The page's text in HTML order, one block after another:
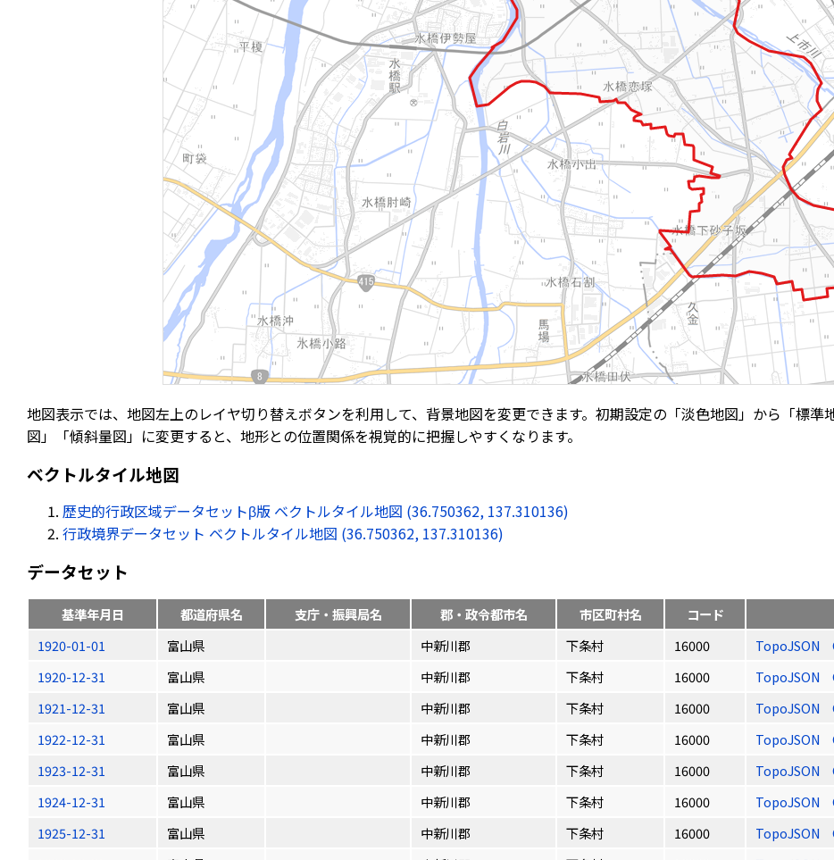
地図表示では、地図左上のレイヤ切り替えボタンを利用して、背景地図を変更できます。初期設定の「淡色地図」から「標
図」「傾斜量図」に変更すると、地形との位置関係を視覚的に把握しやすくなります。
ベクトルタイル地図
歴史的行政区域データセットβ版 ベクトルタイル地図 (36.750362, 137.310136)
行政境界データセット ベクトルタイル地図 (36.750362, 137.310136)
データセット
基準年月日 都道府県名 支庁・振興局名 郡・政令都市名 市区町村名 コード
1920-01-01
富山県 中新川郡 下条村 16000 TopoJSON
1920-12-31
富山県 中新川郡 下条村 16000 TopoJSON
1921-12-31
富山県 中新川郡 下条村 16000 TopoJSON
1922-12-31
富山県 中新川郡 下条村 16000 TopoJSON
1923-12-31
富山県 中新川郡 下条村 16000 TopoJSON
1924-12-31
富山県 中新川郡 下条村 16000 TopoJSON
1925-12-31
富山県 中新川郡 下条村 16000 TopoJSON